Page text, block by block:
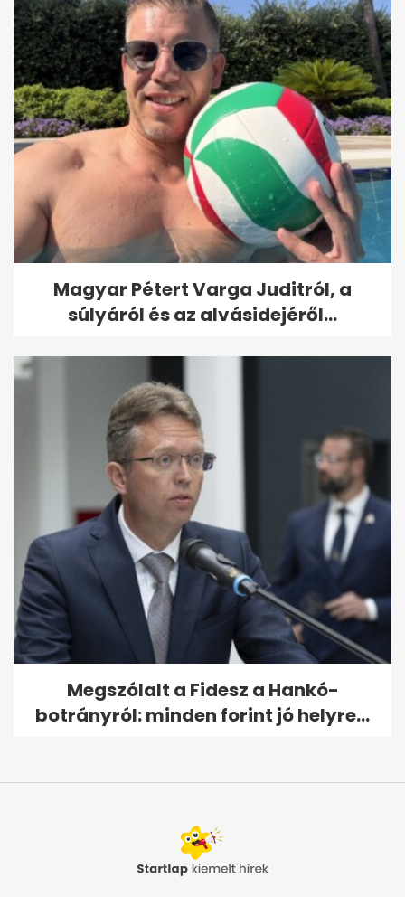
Magyar Pétert Varga Juditról, a
súlyáról és az alvásidejéről...
Megszólalt a Fidesz a Hankó-
botrányról: minden forint jó helyre...